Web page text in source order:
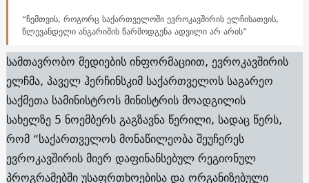
“ჩემთვის, როგორც საქართველოში ევროკავშირის ელჩისათვის,
წლევანდელი ანგარიშის წარმოდგენა ადვილი არ არის”
სამთავრობო მედიების ინფორმაციით, ევროკავშირის
ელჩმა, პაველ ჰერჩინსკიმ საქართველოს საგარეო
საქმეთა სამინისტროს მინისტრის მოადგილის
სახელზე 5 ნოემბერს გაგზავნა წერილი, სადაც წერს,
რომ “საქართველოს მონაწილეობა შეუჩერეს
ევროკავშირის მიერ დაფინანსებულ რეგიონულ
პროგრამებში უსაფრთხოებისა და ორგანიზებული